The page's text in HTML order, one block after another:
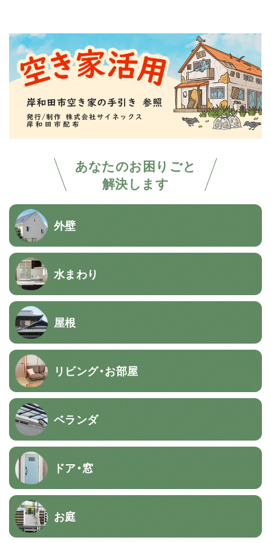
あなたのお困りごと
解決します
外壁
水まわり
屋根
リビング・お部屋
ベランダ
ドア・窓
お庭